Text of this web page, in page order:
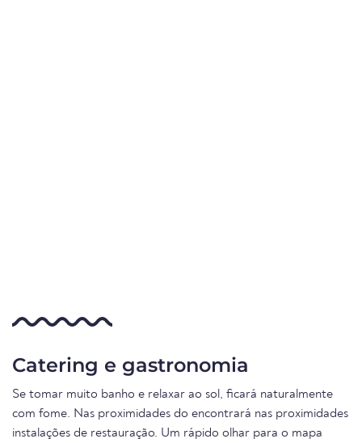
Catering e gastronomia
Se tomar muito banho e relaxar ao sol, ficará naturalmente
com fome. Nas proximidades do encontrará nas proximidades
instalações de restauração. Um rápido olhar para o mapa